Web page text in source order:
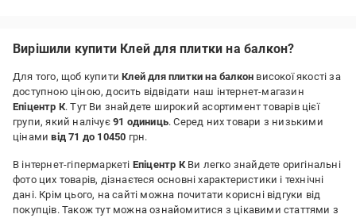
Вирішили купити Клей для плитки на балкон?
Для того, щоб купитиКлей для плитки на балкон високої якості за
доступною ціною, досить відвідати наш інтернет-магазин
Епіцентр К. Тут Ви знайдете широкий асортимент товарів цієї
групи, який налічує 91 одиниць. Серед них товари з низькими
цінамивід 71 до 10450 грн.
В інтернет-гіпермаркеті Епіцентр КВи легко знайдете оригінальні
фото цих товарів, дізнаєтеся основні характеристики і технічні
дані. Крім цього, на сайті можна почитати корисні відгуки від
покупців. Також тут можна ознайомитися з цікавими статтями з